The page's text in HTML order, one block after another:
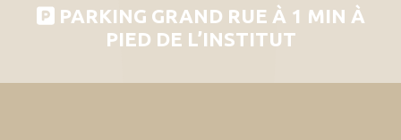
PARKING GRAND RUE À 1 MIN À
PIED DE L’INSTITUT